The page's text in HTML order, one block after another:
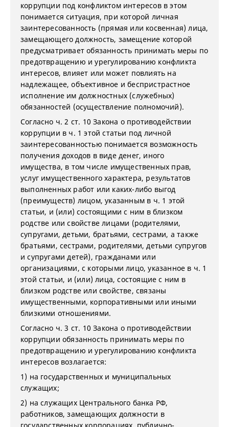
коррупции под конфликтом интересов в этом
понимается ситуация, при которой личная
заинтересованность (прямая или косвенная) лица,
замещающего должность, замещение которой
предусматривает обязанность принимать меры по
предотвращению и урегулированию конфликта
интересов, влияет или может повлиять на
надлежащее, объективное и беспристрастное
исполнение им должностных (служебных)
обязанностей (осуществление полномочий).
Согласно ч. 2 ст. 10 Закона о противодействии
коррупции в ч. 1 этой статьи под личной
заинтересованностью понимается возможность
получения доходов в виде денег, иного
имущества, в том числе имущественных прав,
услуг имущественного характера, результатов
выполненных работ или каких-либо выгод
(преимуществ) лицом, указанным в ч. 1 этой
статьи, и (или) состоящими с ним в близком
родстве или свойстве лицами (родителями,
супругами, детьми, братьями, сестрами, а также
братьями, сестрами, родителями, детьми супругов
и супругами детей), гражданами или
организациями, с которыми лицо, указанное в ч. 1
этой статьи, и (или) лица, состоящие с ним в
близком родстве или свойстве, связаны
имущественными, корпоративными или иными
близкими отношениями.
Согласно ч. 3 ст. 10 Закона о противодействии
коррупции обязанность принимать меры по
предотвращению и урегулированию конфликта
интересов возлагается:
1) на государственных и муниципальных
служащих;
2) на служащих Центрального банка РФ,
работников, замещающих должности в